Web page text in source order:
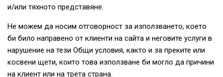
и/или тяхното представяне.
Не можем да носим отговорност за използването, което
би било направено от клиенти на сайта и неговите услуги в
нарушение на тези Общи условия, както и за преките или
косвени щети, които това използване би могло да причини
на клиент или на трета страна.